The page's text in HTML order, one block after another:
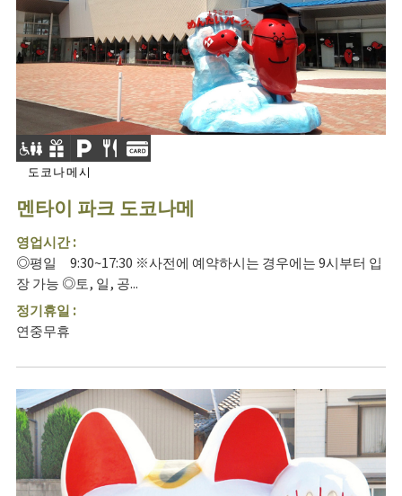
도코나메시
멘타이 파크 도코나메
영업시간 :
◎평일 9:30~17:30 ※사전에 예약하시는 경우에는 9시부터 입
장 가능 ◎토, 일, 공...
정기휴일 :
연중무휴